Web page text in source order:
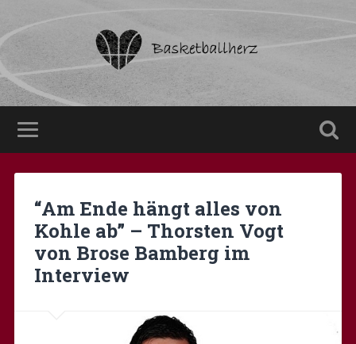
“Am Ende hängt alles von
Kohle ab” – Thorsten Vogt
von Brose Bamberg im
Interview